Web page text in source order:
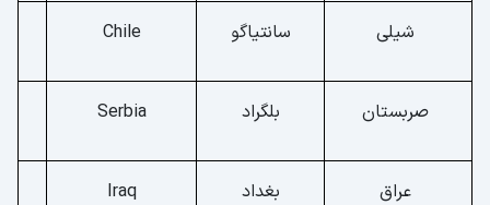
شیلی سانتیاگو Chile
صربستان بلگراد Serbia
عراق بغداد Iraq